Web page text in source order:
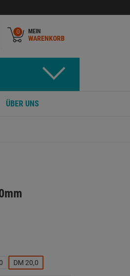
0 MEIN
WARENKORB
ÜBER UNS
DM 20,0